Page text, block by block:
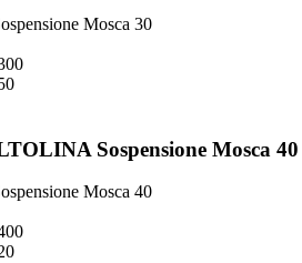
Mosca 30
Sospensione Mosca 40
Mosca 40